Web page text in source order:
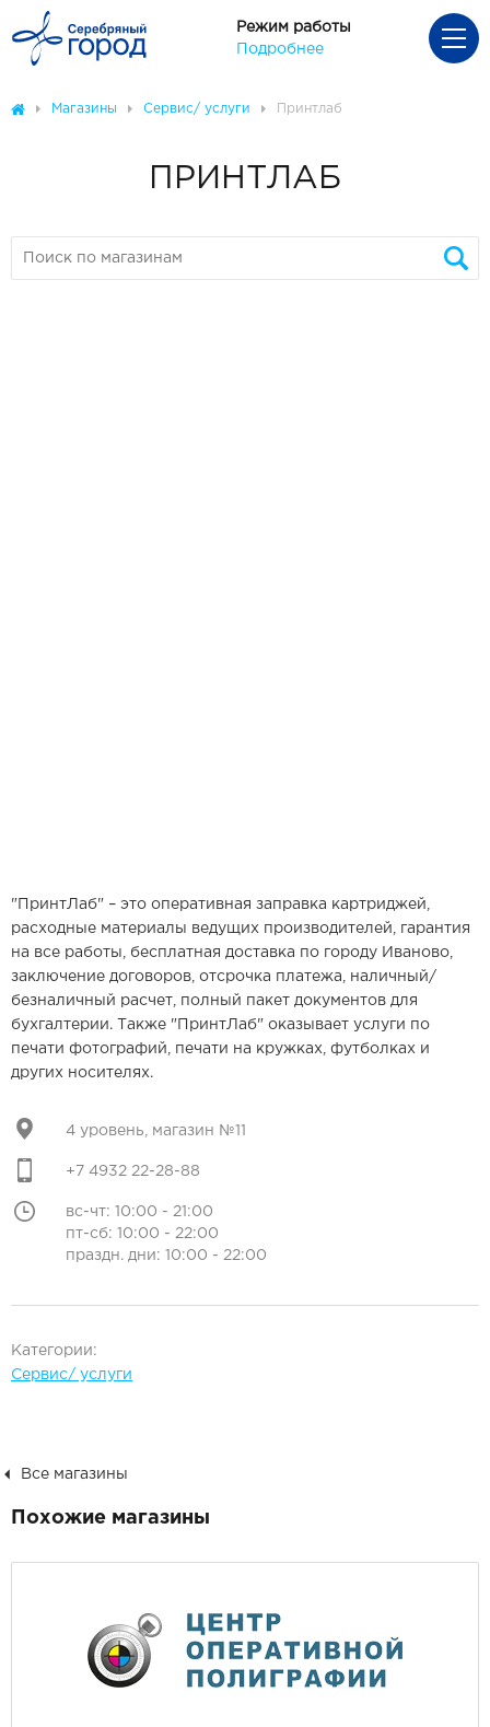
Режим работы
Подробнее
Магазины Сервис/ услуги Принтлаб
ПРИНТЛАБ
"ПринтЛаб" – это оперативная заправка картриджей,
расходные материалы ведущих производителей, гарантия
на все работы, бесплатная доставка по городу Иваново,
заключение договоров, отсрочка платежа, наличный/
безналичный расчет, полный пакет документов для
бухгалтерии. Также "ПринтЛаб" оказывает услуги по
печати фотографий, печати на кружках, футболках и
других носителях.
4 уровень, магазин №11
+7 4932 22-28-88
вс-чт: 10:00 - 21:00
пт-сб: 10:00 - 22:00
праздн. дни: 10:00 - 22:00
Категории:
Сервис/ услуги
Все магазины
Похожие магазины